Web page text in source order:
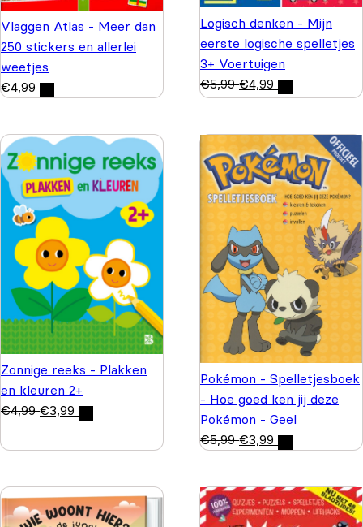
Vlaggen Atlas - Meer dan
250 stickers en allerlei
weetjes
€4,99
Logisch denken - Mijn
eerste logische spelletjes
3+ Voertuigen
€5,99 €4,99
Zonnige reeks - Plakken
en kleuren 2+
€4,99 €3,99
Pokémon - Spelletjesboek
- Hoe goed ken jij deze
Pokémon - Geel
€5,99 €3,99